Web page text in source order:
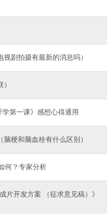
剧拍摄有最新的消息吗）
第一课》感想心得通用
梗和脑血栓有什么区别）
何？专家分析
片开发方案 （征求意见稿）》